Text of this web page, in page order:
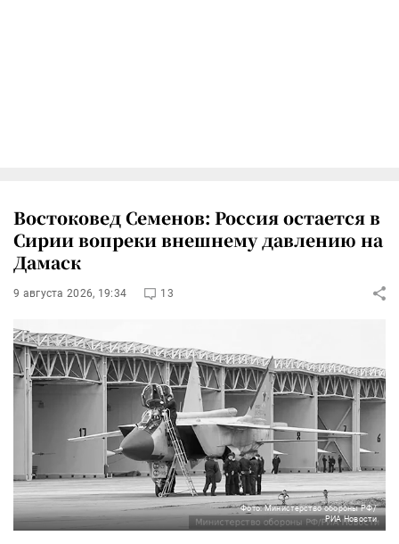
Востоковед Семенов: Россия остается в
Сирии вопреки внешнему давлению на
Дамаск
9 августа 2026, 19:34 13
Фото: Министерство обороны РФ/
РИА Новости